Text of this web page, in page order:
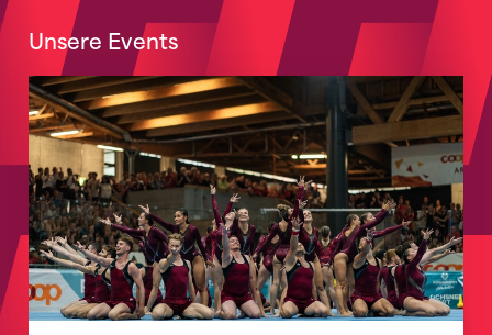
Unsere Events
Schweizer Meisterschaften Vereinsturnen